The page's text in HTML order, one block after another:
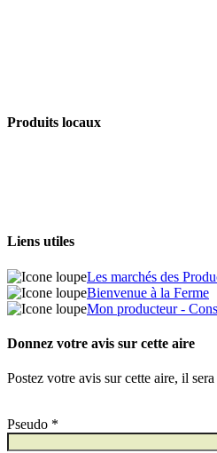
Produits locaux
Liens utiles
Les marchés des
Bienvenue à la Ferme
Mon producteur -
Donnez votre avis sur cette aire
Postez votre avis sur cette aire, il
Pseudo *